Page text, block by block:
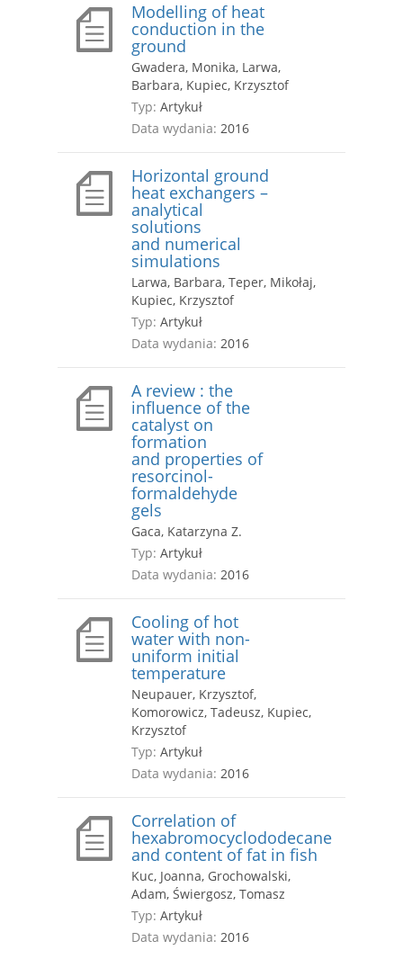
Modelling of heat
conduction in the
ground
Gwadera, Monika, Larwa,
Barbara, Kupiec, Krzysztof
Typ: Artykuł
Data wydania: 2016
Horizontal ground
heat exchangers –
analytical
solutions
and numerical
simulations
Larwa, Barbara, Teper, Mikołaj,
Kupiec, Krzysztof
Typ: Artykuł
Data wydania: 2016
A review : the
influence of the
catalyst on
formation
and properties of
resorcinol-
formaldehyde
gels
Gaca, Katarzyna Z.
Typ: Artykuł
Data wydania: 2016
Cooling of hot
water with non-
uniform initial
temperature
Neupauer, Krzysztof,
Komorowicz, Tadeusz, Kupiec,
Krzysztof
Typ: Artykuł
Data wydania: 2016
Correlation of
hexabromocyclododecane
and content of fat in fish
Kuc, Joanna, Grochowalski,
Adam, Świergosz, Tomasz
Typ: Artykuł
Data wydania: 2016